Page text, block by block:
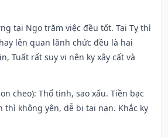
tại Ngọ trăm việc đều tốt. Tại Tỵ thì
lên quan lãnh chức đều là hai
Tuất rất suy vi nên kỵ xây cất và
cheo): Thổ tinh, sao xấu. Tiền bạc
không yên, dễ bị tai nạn. Khắc kỵ